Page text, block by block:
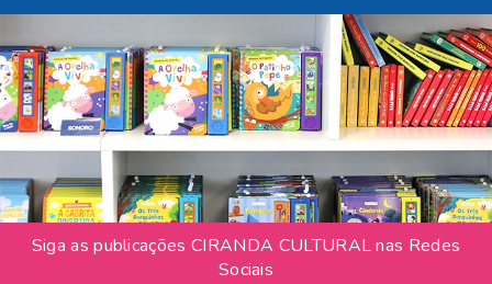
Siga as publicações CIRANDA CULTURAL nas Redes
Sociais